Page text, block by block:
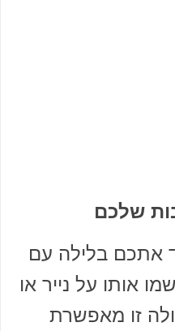
אתכם בלילה עם
אותו על נייר או
זו מאפשרת